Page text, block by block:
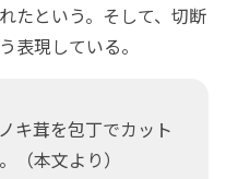
たという。そして、切断
表現している。
キ茸を包丁でカット
（本文より）